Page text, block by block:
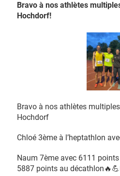
Bravo à nos athlètes
Hochdorf!
Bravo à nos athlètes
Hochdorf
Chloé 3ème à l’heptathlon
Naum 7ème avec 6111
5887 points au